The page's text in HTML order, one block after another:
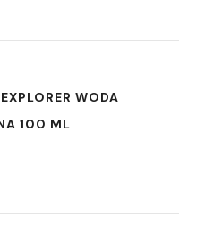
WODA
100 ML